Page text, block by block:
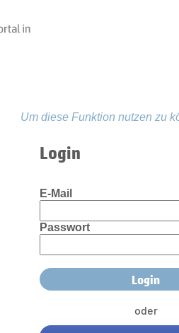
Um diese Funktion nutzen zu
Login
E-Mail
Passwort
oder